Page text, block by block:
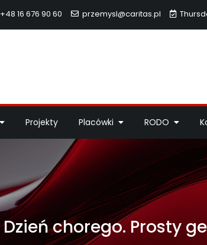
+48 16 676 90 60 przemysl@caritas.pl
Projekty Placówki RODO
Dzień chorego. Prosty